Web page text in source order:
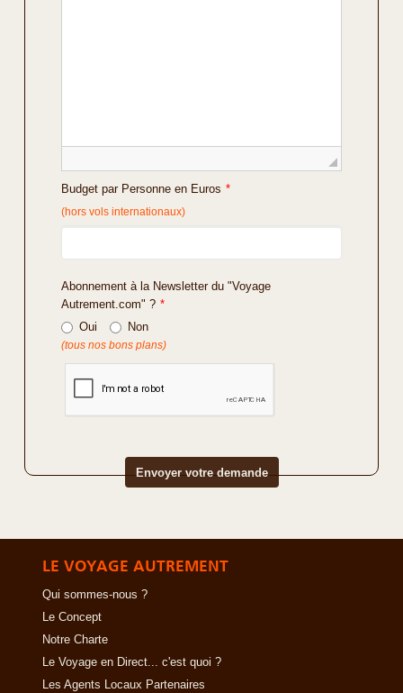
Budget par Personne en Euros *
(hors vols internationaux)
Abonnement à la Newsletter du "Voyage
Autrement.com" ? *
Oui
Non
(tous nos bons plans)
LE VOYAGE AUTREMENT
Qui sommes-nous ?
Le Concept
Notre Charte
Le Voyage en Direct... c'est quoi ?
Les Agents Locaux Partenaires